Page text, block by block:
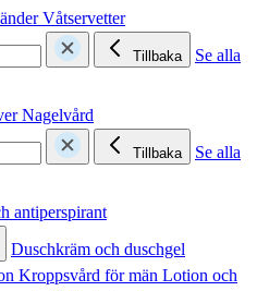
Våtservetter
Tillbaka
Se alla
Nagelvård
Tillbaka
Se alla
antiperspirant
Duschkräm och duschgel
Kroppsvård för män Lotion och